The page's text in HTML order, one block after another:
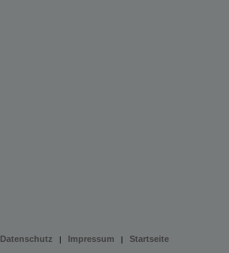
Datenschutz | Impressum | Startseite